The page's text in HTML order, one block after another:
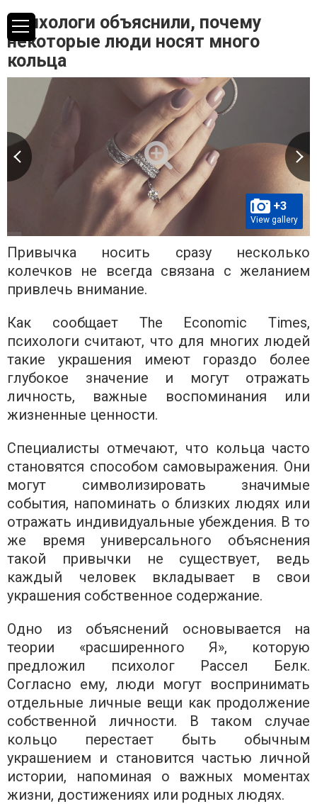
Психологи объяснили, почему
некоторые люди носят много
кольца
+3
View gallery
Привычка носить сразу несколько
колечков не всегда связана с желанием
привлечь внимание.
Как сообщает The Economic Times,
психологи считают, что для многих людей
такие украшения имеют гораздо более
глубокое значение и могут отражать
личность, важные воспоминания или
жизненные ценности.
Специалисты отмечают, что кольца часто
становятся способом самовыражения. Они
могут символизировать значимые
события, напоминать о близких людях или
отражать индивидуальные убеждения. В то
же время универсального объяснения
такой привычки не существует, ведь
каждый человек вкладывает в свои
украшения собственное содержание.
Одно из объяснений основывается на
теории «расширенного Я», которую
предложил психолог Рассел Белк.
Согласно ему, люди могут воспринимать
отдельные личные вещи как продолжение
собственной личности. В таком случае
кольцо перестает быть обычным
украшением и становится частью личной
истории, напоминая о важных моментах
жизни, достижениях или родных людях.